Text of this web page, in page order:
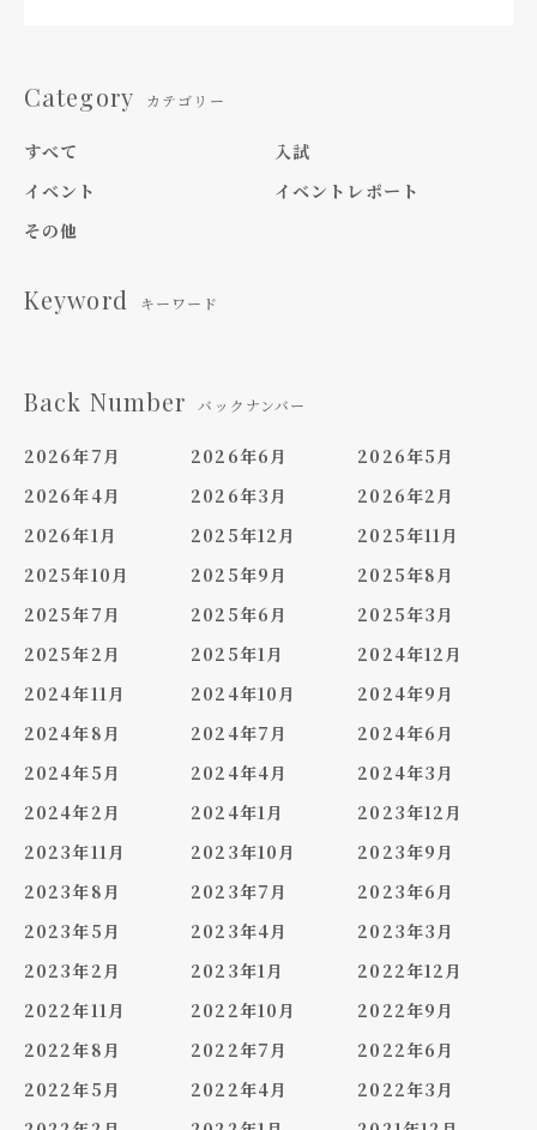
Category カテゴリー
すべて
入試
イベント
イベントレポート
その他
Keyword キーワード
Back Number バックナンバー
2026年7月 2026年6月
2026年5月
2026年4月
2026年3月
2026年2月
2026年1月
2025年12月
2025年11月
2025年10月
2025年9月
2025年8月
2025年7月
2025年6月
2025年3月
2025年2月
2025年1月
2024年12月
2024年11月
2024年10月
2024年9月
2024年8月
2024年7月
2024年6月
2024年5月
2024年4月
2024年3月
2024年2月
2024年1月
2023年12月
2023年11月
2023年10月
2023年9月
2023年8月
2023年7月
2023年6月
2023年5月
2023年4月
2023年3月
2023年2月
2023年1月
2022年12月
2022年11月
2022年10月
2022年9月
2022年8月
2022年7月
2022年6月
2022年5月
2022年4月
2022年3月